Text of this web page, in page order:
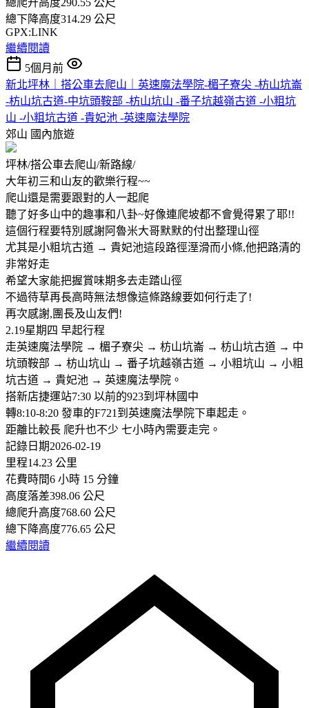
總下降高度314.29 公尺
GPX:LINK
繼續閱讀
5個月前
新北坪林｜搭公車去爬山｜英速魔法學院-楣子寮尖 -枋山坑崙
-枋山坑古道-中坑頭鞍部 -枋山坑山 -番子坑越嶺古道 -小粗坑
山 -小粗坑古道 -貴妃池 -英速魔法學院
郊山 國內旅遊
坪林/搭公車去爬山/新路線/
大年初三和山友的歡樂行程~~
爬山還是需要跟對的人一起爬
聽了好多山中的趣事和八卦~好像連爬坡都不會覺得累了耶!!
這個行程要特別感謝阿魯米大哥默默的付出整理山徑
尤其是小粗坑古道 → 貴妃池這段路徑溼滑而小條,他把路清的
非常好走
希望大家能把握賞味期多去走踏山徑
不過待草再長高時無法想像這條路線要如何行走了!
再次感謝,團長及山友們!
2.19星期四 早起行程
走英速魔法學院 → 楣子寮尖 → 枋山坑崙 → 枋山坑古道 → 中
坑頭鞍部 → 枋山坑山 → 番子坑越嶺古道 → 小粗坑山 → 小粗
坑古道 → 貴妃池 → 英速魔法學院。
搭新店捷運站7:30 以前的923到坪林國中
轉8:10-8:20 發車的F721到英速魔法學院下車起走。
距離比較長 爬升也不少 七小時內需要走完。
記錄日期2026-02-19
里程14.23 公里
花費時間6 小時 15 分鐘
高度落差398.06 公尺
總爬升高度768.60 公尺
總下降高度776.65 公尺
繼續閱讀